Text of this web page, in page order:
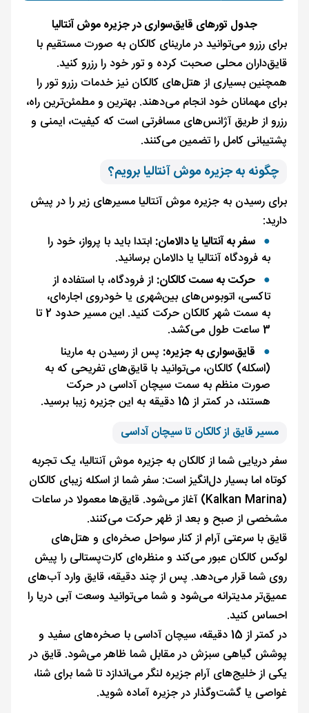
جدول تورهای قایق‌سواری در جزیره موش آنتالیا
برای رزرو می‌توانید در مارینای کالکان به صورت مستقیم با
قایق‌داران محلی صحبت کرده و تور خود را رزرو کنید.
همچنین بسیاری از هتل‌های کالکان نیز خدمات رزرو تور را
برای مهمانان خود انجام می‌دهند. بهترین و مطمئن‌ترین راه،
رزرو از طریق آژانس‌های مسافرتی است که کیفیت، ایمنی و
پشتیبانی کامل را تضمین می‌کنند.
چگونه به جزیره موش آنتالیا برویم؟
برای رسیدن به جزیره موش آنتالیا مسیرهای زیر را در پیش
دارید:
سفر به آنتالیا یا دالامان: ابتدا باید با پرواز، خود را
به فرودگاه آنتالیا یا دالامان برسانید.
حرکت به سمت کالکان: از فرودگاه، با استفاده از
تاکسی، اتوبوس‌های بین‌شهری یا خودروی اجاره‌ای،
به سمت شهر کالکان حرکت کنید. این مسیر حدود 2 تا
3 ساعت طول می‌کشد.
قایق‌سواری به جزیره: پس از رسیدن به مارینا
(اسکله) کالکان، می‌توانید با قایق‌های تفریحی که به
صورت منظم به سمت سیچان آداسی در حرکت
هستند، در کمتر از 15 دقیقه به این جزیره زیبا برسید.
مسیر قایق از کالکان تا سیچان آداسی
سفر دریایی شما از کالکان به جزیره موش آنتالیا، یک تجربه
کوتاه اما بسیار دل‌انگیز است: سفر شما از اسکله زیبای کالکان
(Kalkan Marina) آغاز می‌شود. قایق‌ها معمولا در ساعات
مشخصی از صبح و بعد از ظهر حرکت می‌کنند.
قایق با سرعتی آرام از کنار سواحل صخره‌ای و هتل‌های
لوکس کالکان عبور می‌کند و منظره‌ای کارت‌پستالی را پیش
روی شما قرار می‌دهد. پس از چند دقیقه، قایق وارد آب‌های
عمیق‌تر مدیترانه می‌شود و شما می‌توانید وسعت آبی دریا را
احساس کنید.
در کمتر از 15 دقیقه، سیچان آداسی با صخره‌های سفید و
پوشش گیاهی سبزش در مقابل شما ظاهر می‌شود. قایق در
یکی از خلیج‌های آرام جزیره لنگر می‌اندازد تا شما برای شنا،
غواصی یا گشت‌وگذار در جزیره آماده شوید.